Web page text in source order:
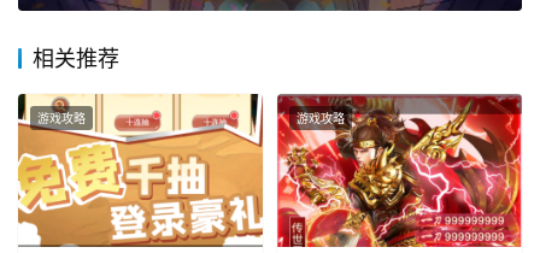
相关推荐
游戏攻略 游戏攻略